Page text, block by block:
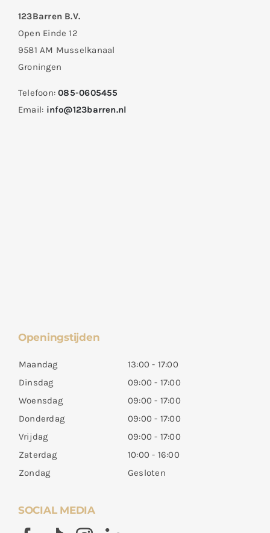
123Barren B.V.
Open Einde 12
9581 AM Musselkanaal
Groningen
Telefoon:085-0605455
Email: info@123barren.nl
Openingstijden
Maandag
13:00 - 17:00
Dinsdag
09:00 - 17:00
Woensdag
09:00 - 17:00
Donderdag
09:00 - 17:00
Vrijdag
09:00 - 17:00
Zaterdag
10:00 - 16:00
Zondag
Gesloten
SOCIAL MEDIA